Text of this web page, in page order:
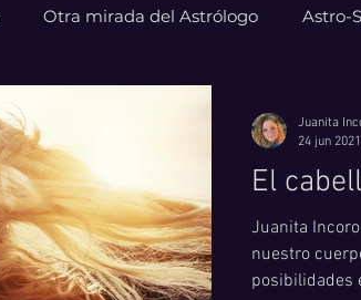
Otra mirada del Astrólogo Astro-
El
Juanita
nuestro
posibilidades
Juanita
24 jun 2021